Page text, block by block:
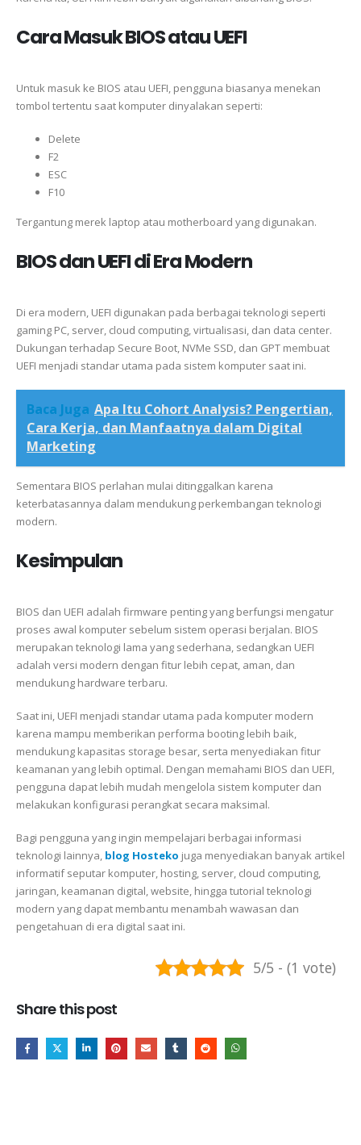
Cara Masuk BIOS atau UEFI
Untuk masuk ke BIOS atau UEFI, pengguna biasanya menekan
tombol tertentu saat komputer dinyalakan seperti:
Delete
F2
ESC
F10
Tergantung merek laptop atau motherboard yang digunakan.
BIOS dan UEFI di Era Modern
Di era modern, UEFI digunakan pada berbagai teknologi seperti
gaming PC, server, cloud computing, virtualisasi, dan data center.
Dukungan terhadap Secure Boot, NVMe SSD, dan GPT membuat
UEFI menjadi standar utama pada sistem komputer saat ini.
Baca Juga Apa Itu Cohort Analysis? Pengertian,
Cara Kerja, dan Manfaatnya dalam Digital
Marketing
Sementara BIOS perlahan mulai ditinggalkan karena
keterbatasannya dalam mendukung perkembangan teknologi
modern.
Kesimpulan
BIOS dan UEFI adalah firmware penting yang berfungsi mengatur
proses awal komputer sebelum sistem operasi berjalan. BIOS
merupakan teknologi lama yang sederhana, sedangkan UEFI
adalah versi modern dengan fitur lebih cepat, aman, dan
mendukung hardware terbaru.
Saat ini, UEFI menjadi standar utama pada komputer modern
karena mampu memberikan performa booting lebih baik,
mendukung kapasitas storage besar, serta menyediakan fitur
keamanan yang lebih optimal. Dengan memahami BIOS dan UEFI,
pengguna dapat lebih mudah mengelola sistem komputer dan
melakukan konfigurasi perangkat secara maksimal.
Bagi pengguna yang ingin mempelajari berbagai informasi
teknologi lainnya, blog Hosteko juga menyediakan banyak artikel
informatif seputar komputer, hosting, server, cloud computing,
jaringan, keamanan digital, website, hingga tutorial teknologi
modern yang dapat membantu menambah wawasan dan
pengetahuan di era digital saat ini.
5/5 - (1 vote)
Share this post